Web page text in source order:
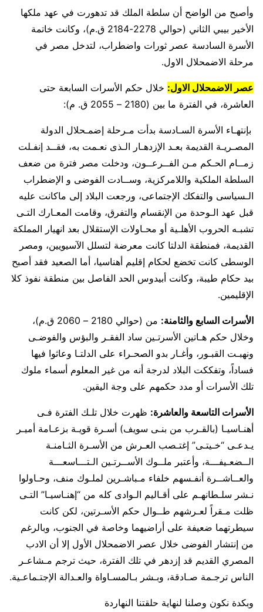
وأصبح من الواضح أن سلطة الملك قد تدهورت في عهد ملكها
الأخير بيبي الثاني (حوالي 2278-2184 ق.م)، وكانت خاتمة
الأسرة السادسة عصر ثورات واضطراب، لتدخل مصر في
مرحلة الاضمحلال الاول.
عصر الاضمحلال الاول: خلال حكم الأسرات السابعة حتى
العاشرة، في الفترة ما بين (2180 – 2055 ق. م):
بإنتهـاء الأسرة السـادسة بدأت مـرحلة إضمـحلال الدولة
المصـريـة القديمة بعـد الإزدهـار الـذى نعـمت به، فقــد إنفـلت
زمــام الحـكم مـن الفــرعــون، ودخلت مصر فترة من ضعف
السلطة الملكية واللامركزية، وســادت الفوضى و الإضطراب
الـسياسى والتفكك الإجتماعى، ورجعت البلاد إلى ماكانت عليه
قبل عهد الـوحدة من الإنقسام والتفرق، وقامت المعـارك التـى
تشبـه الحروب الأهلـية أو محـاولات الإستقلال بعد انهيار المملكة
القديمة، فمنطقة الدلتا كانت معرضة لتسلل الآسيويين، ومصر
الوسطى كانت تخضع لحكام إقليم أهناسيا، أما الصعيد فقد أصبح
بيد حكام طيبة، وكانت أبيدوس الحد الفاصل بين منطقة نفوذ كلا
الإقليمين.
الأسرات السابع والثامنة:
من (حوالي 2180 – 2060 ق.م)،
وخلال حكم هـاتين الأسرتـين ساد الفقـر والبؤس والفوضـى
ونهبـت القبـور، وأغـار بدو الصحـراء على الدلتـا وعاثوا فيها
فساداً، وتفككت البلاد لدرجة أنه من غير المعلوم أسماء ملوك
تلك الأسرات أو مدد حكمهم على وجة اليقين.
الأسرات التاسعة والعاشرة: ظهرت خلال تلـك الفترة فـى
أهنـاسيـا (بالقـرب من بنـى سويف) أسـرة قويـة بزعـامة أميـر
يـدعـى “خـيتـى” إغتـصب العـرش من الأسـرة الثـامنـة
الــضعـيفـــة، وأعتبر ملــوك الأســرتـين الـتـــاسعـــة
والعــاشــرة أنفـسهم خلفاء مـباشـرين لملـوك منف، وحـاولوا
نـشر سلـطانهـم على أقـاليم الـوادى كله من “إهنـاسيـا” التـى
ظلت مـقراً لعـرشهم طــوال حكم الأسـرتين، لكن كانت
سيطرتهما ضعيفة على أراضيهما وخاصة في الجنوب، وبالرغم
من إنتشار الفوضى خلال عصر الاضمحلال الأول إلا أن الادب
المصري القديم قد إزدهر في تلك الفترة، حيث ترجم مـشاعـر
الناس ترجـمة صـادقة، وبـشر بـالمسـاواة والعـدالة الإجتـماعـية.
وبكدة نكون وصلنا لنهاية حلقتنا النهاردة